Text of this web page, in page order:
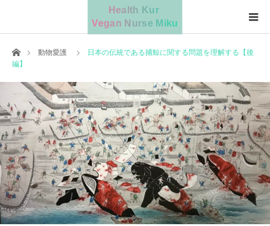
ホーム動物愛護
日本の伝統である捕鯨に関する問題を理解する【後
編】